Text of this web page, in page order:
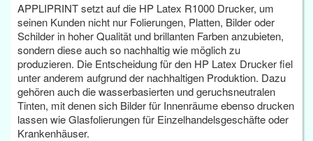
APPLIPRINT setzt auf die HP Latex R1000 Drucker, um
seinen Kunden nicht nur Folierungen, Platten, Bilder oder
Schilder in hoher Qualität und brillanten Farben anzubieten,
sondern diese auch so nachhaltig wie möglich zu
produzieren. Die Entscheidung für den HP Latex Drucker fiel
unter anderem aufgrund der nachhaltigen Produktion. Dazu
gehören auch die wasserbasierten und geruchsneutralen
Tinten, mit denen sich Bilder für Innenräume ebenso drucken
lassen wie Glasfolierungen für Einzelhandelsgeschäfte oder
Krankenhäuser.